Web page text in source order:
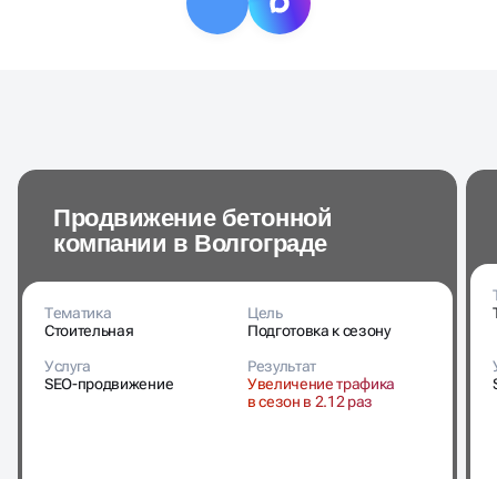
Продвижение бетонной
компании в Волгограде
Тематика
Стоительная
Цель
Подготовка к сезону
Услуга
SEO-продвижение
Результат
Увеличение трафика
в сезон в 2.12 раз